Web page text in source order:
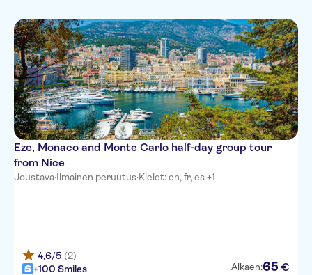
AC Hotel by Marriott Nice
Campanile Nice Aeroport
Days Inn by Wyndham Nice
Centre
Campanile Nice Centre -
Acropolis
Palm Hotel
The Jay Hotel by HappyCulture
Hotel Lafayette Nice
Hop-on Hop-off -
kiertoajelut
Russian
Eze, Monaco and Monte Carlo half-day group tour
from Nice
Joustava·Ilmainen peruutus·Kielet: en, fr, es +1
4,6/5 (2)
+100 Smiles
Alkaen:65 €